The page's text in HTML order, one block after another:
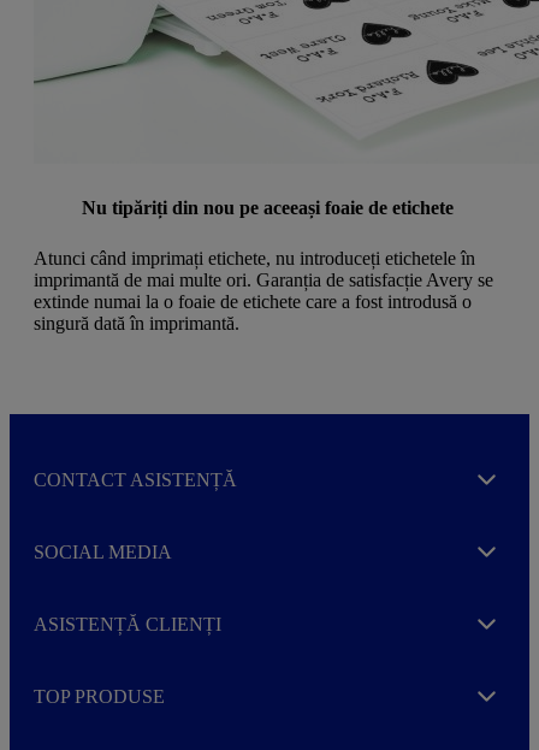
Nu tipăriți din nou pe aceeași foaie de etichete
Atunci când imprimați etichete, nu introduceți etichetele în
imprimantă de mai multe ori. Garanția de satisfacție Avery se
extinde numai la o foaie de etichete care a fost introdusă o
singură dată în imprimantă.
CONTACT ASISTENȚĂ Expand
SOCIAL MEDIA Expand
ASISTENȚĂ CLIENȚI Expand
TOP PRODUSE Expand